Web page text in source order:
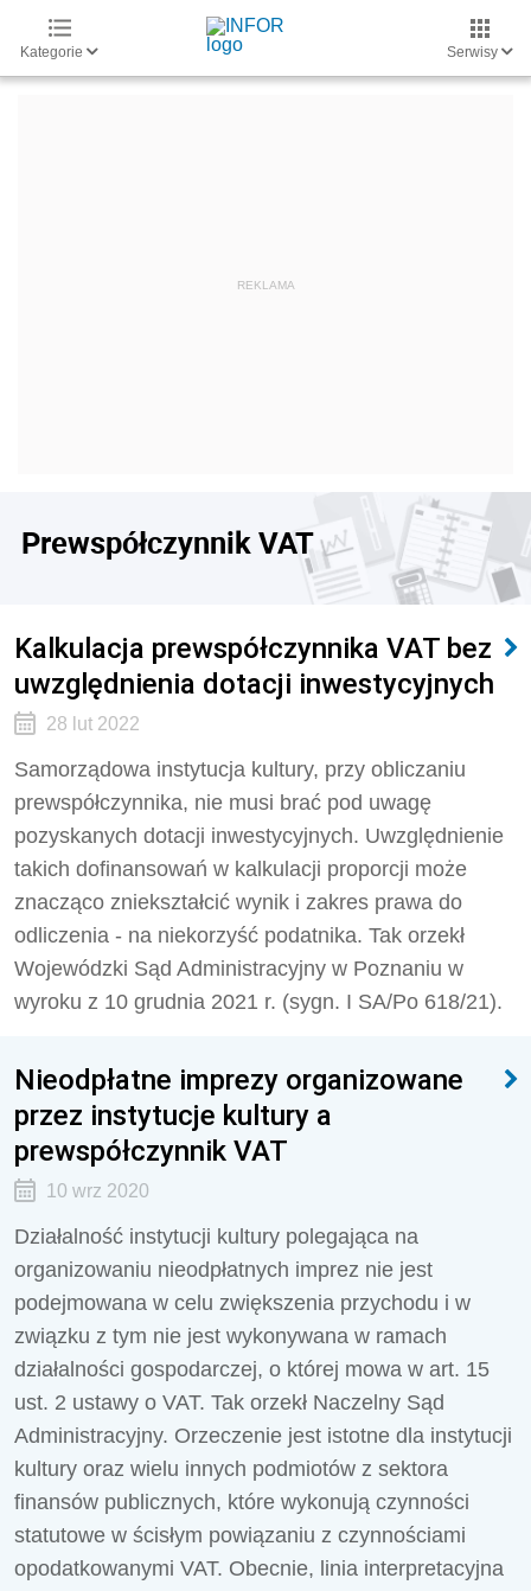
Kategorie Serwisy
Prewspółczynnik VAT
Kalkulacja prewspółczynnika VAT bez
uwzględnienia dotacji inwestycyjnych
28 lut 2022
Samorządowa instytucja kultury, przy obliczaniu
prewspółczynnika, nie musi brać pod uwagę
pozyskanych dotacji inwestycyjnych. Uwzględnienie
takich dofinansowań w kalkulacji proporcji może
znacząco zniekształcić wynik i zakres prawa do
odliczenia - na niekorzyść podatnika. Tak orzekł
Wojewódzki Sąd Administracyjny w Poznaniu w
wyroku z 10 grudnia 2021 r. (sygn. I SA/Po 618/21).
Nieodpłatne imprezy organizowane
przez instytucje kultury a
prewspółczynnik VAT
10 wrz 2020
Działalność instytucji kultury polegająca na
organizowaniu nieodpłatnych imprez nie jest
podejmowana w celu zwiększenia przychodu i w
związku z tym nie jest wykonywana w ramach
działalności gospodarczej, o której mowa w art. 15
ust. 2 ustawy o VAT. Tak orzekł Naczelny Sąd
Administracyjny. Orzeczenie jest istotne dla instytucji
kultury oraz wielu innych podmiotów z sektora
finansów publicznych, które wykonują czynności
statutowe w ścisłym powiązaniu z czynnościami
opodatkowanymi VAT. Obecnie, linia interpretacyjna